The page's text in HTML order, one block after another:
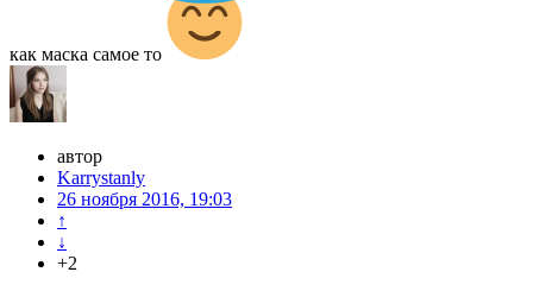
как маска самое то
автор
Karrystanly
26 ноября 2016, 19:03
↑
↓
+2